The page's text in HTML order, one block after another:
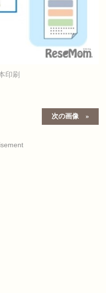
印刷
次の画像